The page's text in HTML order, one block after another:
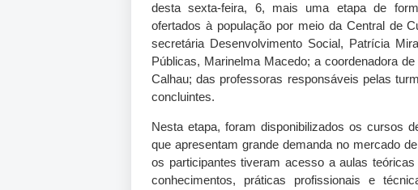
desta sexta-feira, 6, mais uma etapa de
ofertados à população por meio da Central de
secretária Desenvolvimento Social, Patrícia
Públicas, Marinelma Macedo; a coordenadora
Calhau; das professoras responsáveis pelas
concluintes.
Nesta etapa, foram disponibilizados os cursos
que apresentam grande demanda no mercado
os participantes tiveram acesso a aulas
conhecimentos, práticas profissionais e